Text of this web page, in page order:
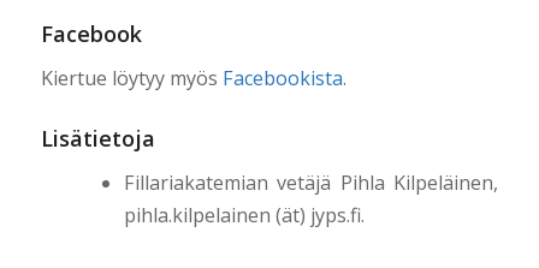
Facebook
Kiertue löytyy myös Facebookista.
Lisätietoja
Fillariakatemian vetäjä Pihla Kilpeläinen,
pihla.kilpelainen (ät) jyps.fi.